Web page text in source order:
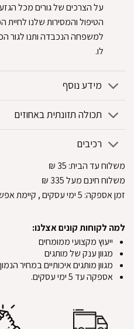
על הצרכים של גורים מכל
הטיפול והמסירות שלנו
למשפחה הנכבדה ותנו לגור
לו.‏
מידע נוסף
תכולה תזונתית באחוזים
רכיבים
משלוח עד הבית:
₪
משלוח חינם מעל 335
₪
זמן אספקה: 5ימי עסקים, קיימת
למה לקוחות קונים אצלנו:
ייעוץ מקצועי ממומחים
מגוון ענק של מותגים
מגוון מותגים איכותיים במחיר
אספקה עד 5 ימי עסקים.